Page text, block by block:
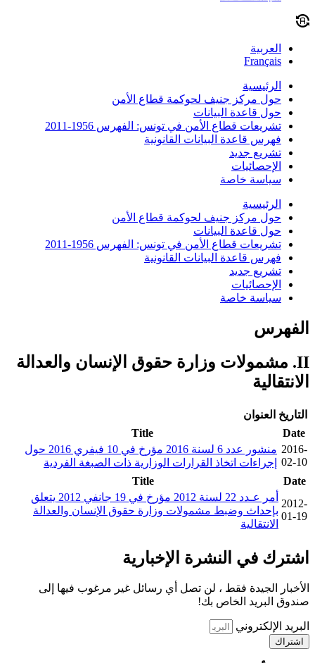
العربية
Français
الرئيسية
حول مركز جنيف لحوكمة قطاع الأمن
حول قاعدة البيانات
تشريعات قطاع الأمن في تونس: الفهرس 1956-2011
فهرس قاعدة البيانات القانونية
تشريع جديد
الإحصائيات
سياسة خاصة
الرئيسية
حول مركز جنيف لحوكمة قطاع الأمن
حول قاعدة البيانات
تشريعات قطاع الأمن في تونس: الفهرس 1956-2011
فهرس قاعدة البيانات القانونية
تشريع جديد
الإحصائيات
سياسة خاصة
الفهرس
II. مشمولات وزارة حقوق الإنسان والعدالة
الانتقالية
التاريخ العنوان
Date
Title
2016-
02-10
منشور عدد 6 لسنة 2016 مؤرخ في 10 فيفري 2016 حول
إجراءات اتخاذ القرارات الوزارية ذات الصبغة الفردية
Date
Title
2012-
01-19
أمر عـدد 22 لسنة 2012 مؤرخ في 19 جانفي 2012 يتعلق
بإحداث وضبط مشمولات وزارة حقوق الإنسان والعدالة
الانتقالية
اشترك في النشرة الإخبارية
الأخبار الجيدة فقط ، لن تصل أي رسائل غير مرغوب فيها إلى
صندوق البريد الخاص بك!
البريد الإلكتروني
اشتراك